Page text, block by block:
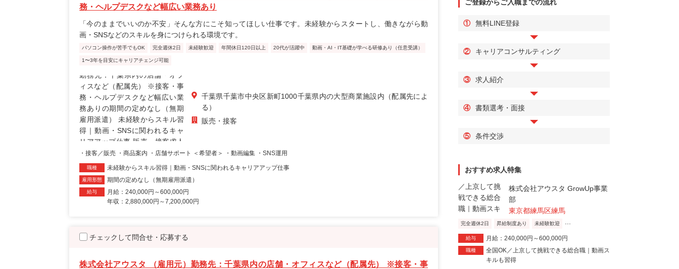
務・ヘルプデスクなど幅広い業務あり
「今のままでいいのか不安」そんな方にこそ知ってほしい仕事です。未経験からスタートし、働きながら動
画・SNSなどのスキルを身につけられる環境です。
パソコン操作が苦手でもOK 完全週休2日 未経験歓迎 年間休日120日以上 20代が活躍中 動画・AI・IT基礎が学べる研修あり（任意受講）
1〜3年を目安にキャリアチェンジ可能
千葉県千葉市中央区新町1000千葉県内の大型商業施設内（配属先によ
る）
販売・接客
・接客／販売 ・商品案内 ・店舗サポート ＜希望者＞ ・動画編集 ・SNS運用
職種 未経験からスキル習得｜動画・SNSに関われるキャリアアップ仕事
雇用形態 期間の定めなし（無期雇用派遣）
給与
月給：240,000円～600,000円
年収：2,880,000円～7,200,000円
チェックして問合せ・応募する
株式会社アウスタ （雇用元）勤務先：千葉県内の店舗・オフィスなど（配属先） ※接客・事
ご登録からご入職までの流れ
① 無料LINE登録
② キャリアコンサルティング
③ 求人紹介
④ 書類選考・面接
⑤ 条件交渉
おすすめ求人特集
株式会社アウスタ GrowUp事業
部
東京都練馬区練馬
完全週休2日 昇給制度あり 未経験歓迎
給与 月給：240,000円～600,000円
職種
全国OK／上京して挑戦できる総合職｜動画ス
キルも習得